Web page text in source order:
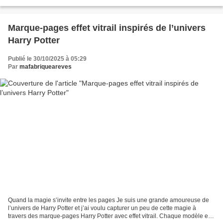
Marque-pages effet vitrail inspirés de l’univers
Harry Potter
Publié le 30/10/2025 à 05:29
Par mafabriqueareves
Quand la magie s’invite entre les pages Je suis une grande amoureuse de
l’univers de Harry Potter et j’ai voulu capturer un peu de cette magie à
travers des marque-pages Harry Potter avec effet vitrail. Chaque modèle est